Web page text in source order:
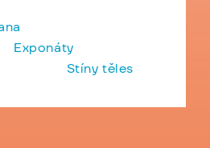
Exponáty
Stíny těles